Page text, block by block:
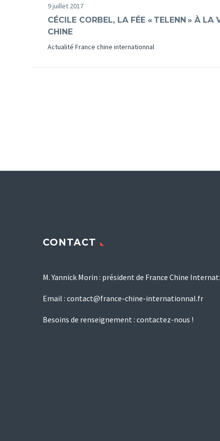
9 juillet 2017
CÉCILE CORBEL, LA FÉE « TELENN » À LA
CHINE
Actualité France chine internationnal
CONTACT
M. Yannick Morin : président de France Chine
Email : contact@france-chine-internationnal.fr
Besoins de renseignement : contactez-nous !